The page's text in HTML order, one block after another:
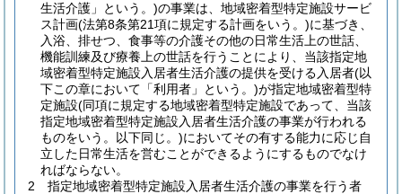
生活介護」という。)の事業は、地域密着型特定施設サービ
ス計画(法第8条第21項に規定する計画をいう。)に基づき、
入浴、排せつ、食事等の介護その他の日常生活上の世話、
機能訓練及び療養上の世話を行うことにより、当該指定地
域密着型特定施設入居者生活介護の提供を受ける入居者(以
下この章において「利用者」という。)が指定地域密着型特
定施設(同項に規定する地域密着型特定施設であって、当該
指定地域密着型特定施設入居者生活介護の事業が行われる
ものをいう。以下同じ。)においてその有する能力に応じ自
立した日常生活を営むことができるようにするものでなけ
ればならない。
2
指定地域密着型特定施設入居者生活介護の事業を行う者